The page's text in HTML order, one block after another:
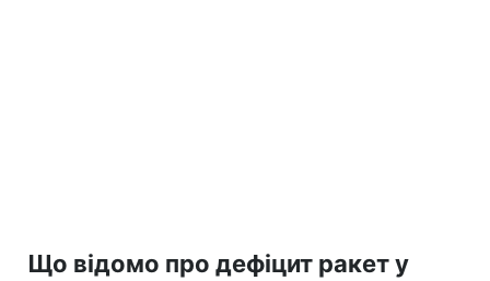
Що відомо про дефіцит ракет у